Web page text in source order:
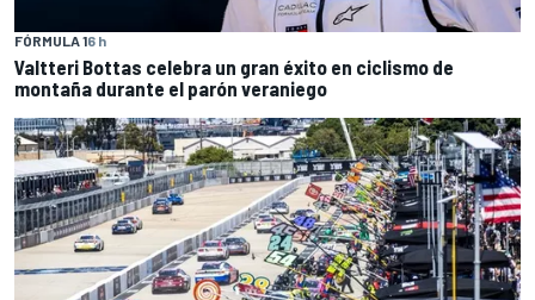
FÓRMULA 16 h
Valtteri Bottas celebra un gran éxito en ciclismo de
montaña durante el parón veraniego